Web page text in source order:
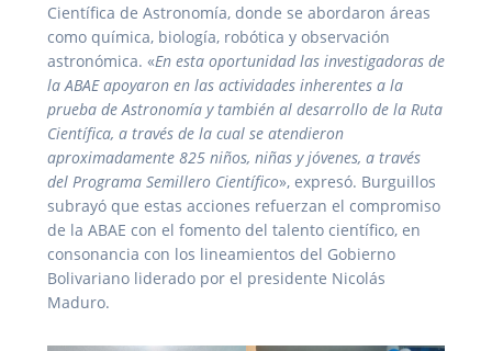
Científica de Astronomía, donde se abordaron áreas
como química, biología, robótica y observación
astronómica. «En esta oportunidad las investigadoras de
la ABAE apoyaron en las actividades inherentes a la
prueba de Astronomía y también al desarrollo de la Ruta
Científica, a través de la cual se atendieron
aproximadamente 825 niños, niñas y jóvenes, a través
del Programa Semillero Científico», expresó. Burguillos
subrayó que estas acciones refuerzan el compromiso
de la ABAE con el fomento del talento científico, en
consonancia con los lineamientos del Gobierno
Bolivariano liderado por el presidente Nicolás
Maduro.